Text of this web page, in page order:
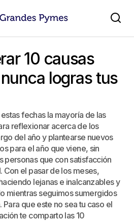
10 causas
logras tus
fechas la mayoría de las
reflexionar acerca de los
del año y plantearse nuevos
para el año que viene, sin
personas que con satisfacción
Con el pasar de los meses,
lejanas e inalcanzables y
mientras seguimos sumergidos
Para que este no sea tu caso el
te comparto las 10